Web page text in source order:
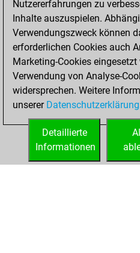
of 1600
Februar
You
against
You
your Fritz
Nutzererfahrungen zu
Inhalte auszuspielen.
Verwendungszweck können
erforderlichen Cookies auch
Marketing-Cookies eingesetzt
Verwendung von Analyse-
widersprechen. Weitere
unserer Datenschutzerklärung
Detaillierte
Informationen